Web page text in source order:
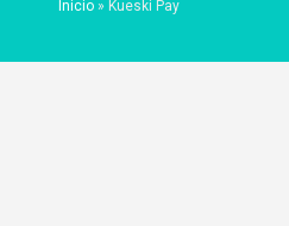
Inicio » Kueski Pay